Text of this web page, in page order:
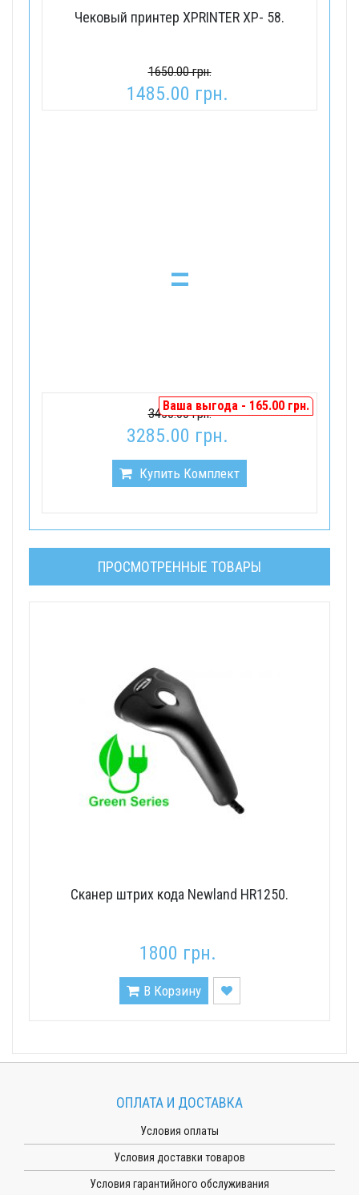
Чековый принтер XPRINTER XP- 58.
1650.00 грн.
1485.00 грн.
=
Ваша выгода - 165.00 грн.
3450.00 грн.
3285.00 грн.
Купить Комплект
ПРОСМОТРЕННЫЕ ТОВАРЫ
Сканер штрих кода Newland HR1250.
1800 грн.
В Корзину
ОПЛАТА И ДОСТАВКА
Условия оплаты
Условия доставки товаров
Условия гарантийного обслуживания